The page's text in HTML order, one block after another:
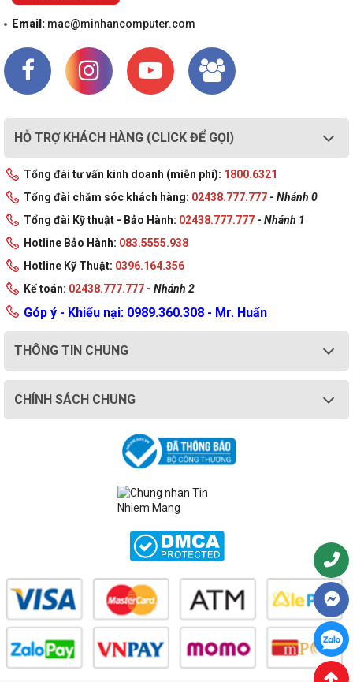
Email: mac@minhancomputer.com
HỖ TRỢ KHÁCH HÀNG (CLICK ĐỂ GỌI)
Tổng đài tư vấn kinh doanh (miễn phí): 1800.6321
Tổng đài chăm sóc khách hàng: 02438.777.777 - Nhánh 0
Tổng đài Kỹ thuật - Bảo Hành: 02438.777.777 - Nhánh 1
Hotline Bảo Hành: 083.5555.938
Hotline Kỹ Thuật: 0396.164.356
Kế toán: 02438.777.777 - Nhánh 2
Góp ý - Khiếu nại: 0989.360.308 - Mr. Huấn
THÔNG TIN CHUNG
CHÍNH SÁCH CHUNG